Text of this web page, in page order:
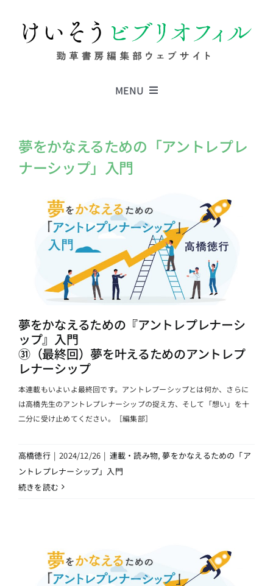
content
MENU
Columns
News
夢をかなえるための「アントレプレ
ナーシップ」入門
夢をかなえるための『アントレプレナーシ
ップ』入門
㉛（最終回）夢を叶えるためのアントレプ
レナーシップ
本連載もいよいよ最終回です。アントレプーシップとは何か、さらに
は高橋先生のアントレプレナーシップの捉え方、そして「想い」を十
二分に受け止めてください。［編集部］
高橋徳行 | 2024/12/26 | 連載・読み物,夢をかなえるための「ア
ントレプレナーシップ」入門
続きを読む